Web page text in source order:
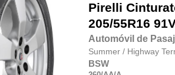
Pirelli
205/55R16
Automóvil de
Summer / Highway
BSW